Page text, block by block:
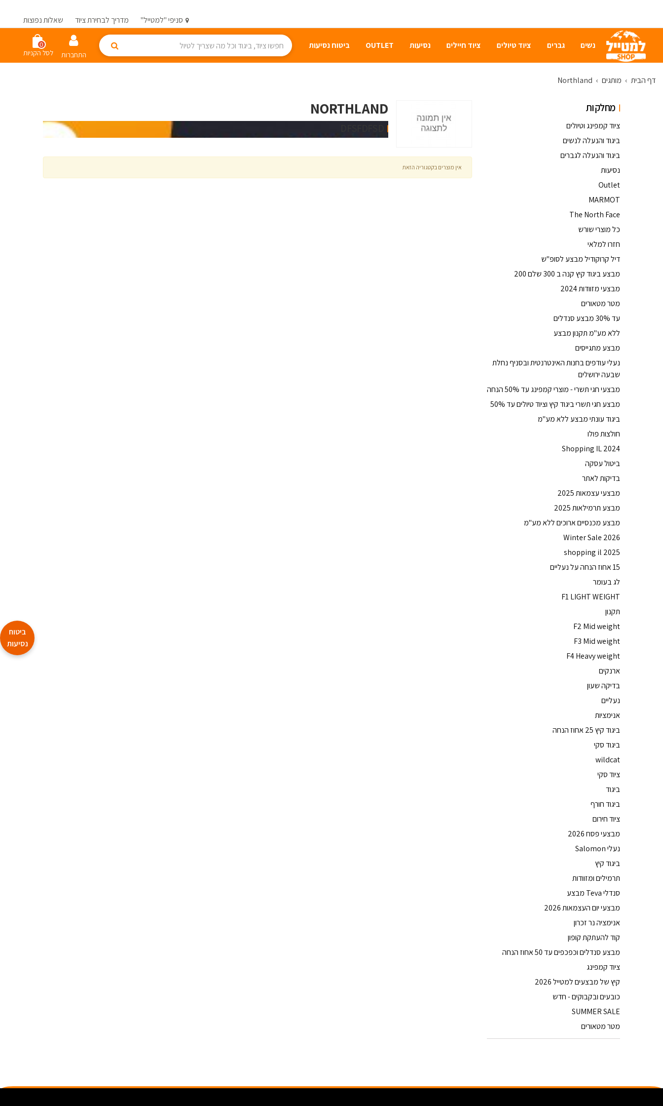
ביטוח
נסיעות
סניפי "למטייל" מדריך לבחירת ציוד שאלות נפוצות
נשים גברים ציוד טיולים ציוד חיילים נסיעות OUTLET ביטוח נסיעות
התחברות
0
לסל הקניות
דף הבית › מותגים ›
Northland
מחלקות
ציוד קמפינג וטיולים
ביגוד והנעלה לנשים
ביגוד והנעלה לגברים
נסיעות
Outlet
MARMOT
The North Face
כל מוצרי שורש
חזרו למלאי
דיל קרוקודיל מבצע לסופ"ש
מבצע ביגוד קיץ קנה ב 300 שלם 200
מבצעי מזוודות 2024
מטר מטאורים
עד 30% מבצע סנדלים
ללא מע"מ תקנון מבצע
מבצע מתגייסים
נעלי עודפים בחנות האינטרנטית ובסניף נחלת
שבעה ירושלים
מבצעי חגי תשרי - מוצרי קמפינג עד 50% הנחה
מבצע חגי תשרי ביגוד קיץ וציוד טיולים עד 50%
ביגוד עונתי מבצע ללא מע"מ
חולצות פולו
Shopping IL 2024
ביטול עסקה
בדיקות לאתר
מבצעי עצמאות 2025
מבצע תרמילאות 2025
מבצע מכנסיים ארוכים ללא מע"מ
Winter Sale 2026
shopping il 2025
15 אחוז הנחה על נעליים
לג בעומר
F1 LIGHT WEIGHT
תקנון
F2 Mid weight
F3 Mid weight
F4 Heavy weight
ארנקים
בדיקה שעון
נעליים
אנימציות
ביגוד קיץ 25 אחוז הנחה
ביגוד סקי
wildcat
ציוד סקי
ביגוד
ביגוד חורף
ציוד חירום
מבצעי פסח 2026
נעלי Salomon
ביגוד קיץ
תרמילים ומזוודות
סנדלי Teva מבצע
מבצעי יום העצמאות 2026
אנימציה נר זכרון
קוד להעתקת קופון
מבצע סנדלים וכפכפים עד 50 אחוז הנחה
ציוד קמפינג
קיץ של מבצעים למטייל 2026
כובעים ובקבוקים - חדש
SUMMER SALE
מטר מטאורים
NORTHLAND
אין מוצרים בקטגוריה הזאת